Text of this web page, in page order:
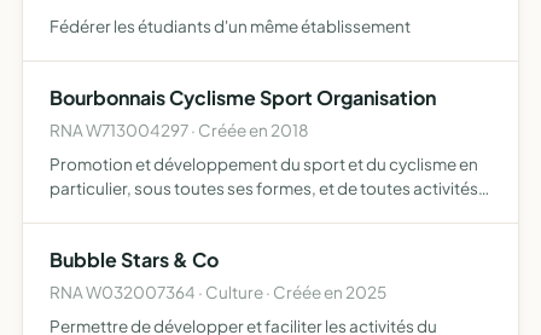
Fédérer les étudiants d'un même établissement
Bourbonnais Cyclisme Sport Organisation
RNA W713004297 · Créée en 2018
Promotion et développement du sport et du cyclisme en
particulier, sous toutes ses formes, et de toutes activités
Bubble Stars & Co
RNA W032007364 · Culture · Créée en 2025
Permettre de développer et faciliter les activités du